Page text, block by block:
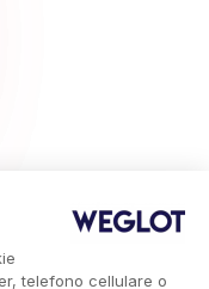
telefono cellulare o
la tua